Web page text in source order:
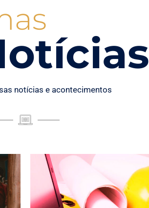
notícias e acontecimentos